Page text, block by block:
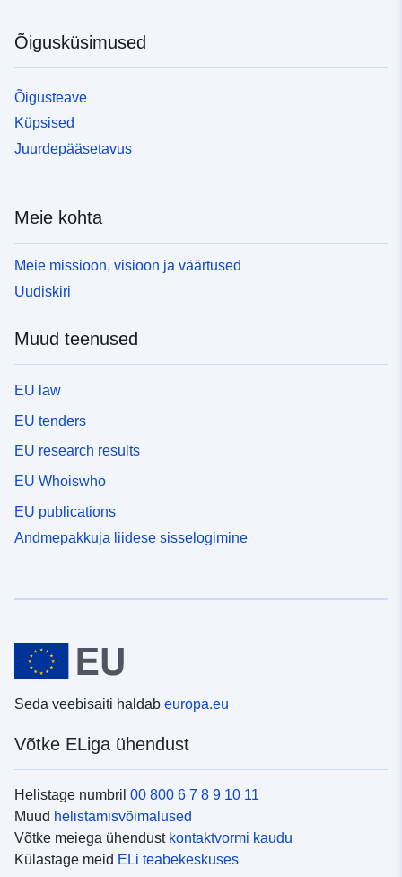
Õigusküsimused
Õigusteave
Küpsised
Juurdepääsetavus
Meie kohta
Meie missioon, visioon ja väärtused
Uudiskiri
Muud teenused
EU law
EU tenders
EU research results
EU Whoiswho
EU publications
Andmepakkuja liidese sisselogimine
Seda veebisaiti haldab europa.eu
Võtke ELiga ühendust
Helistage numbril 00 800 6 7 8 9 10 11
Muud helistamisvõimalused
Võtke meiega ühendust kontaktvormi kaudu
Külastage meid ELi teabekeskuses